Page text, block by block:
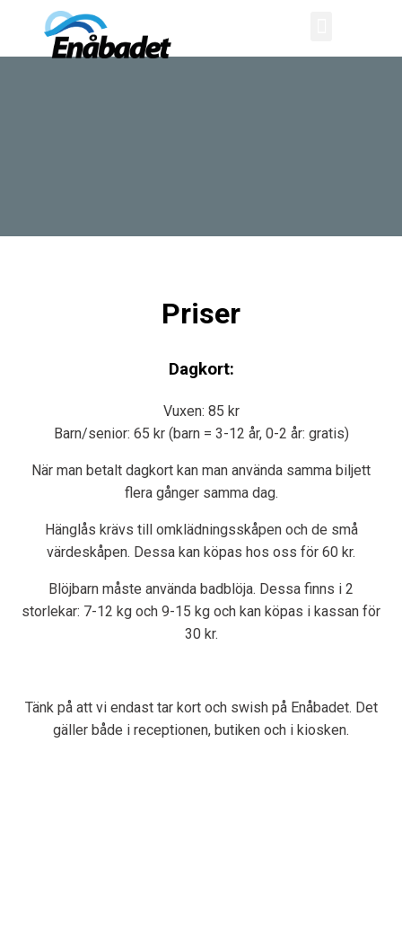
Priser
Dagkort:
Vuxen: 85 kr
Barn/senior: 65 kr (barn = 3-12 år, 0-2 år: gratis)
När man betalt dagkort kan man använda samma biljett
flera gånger samma dag.
Hänglås krävs till omklädningsskåpen och de små
värdeskåpen. Dessa kan köpas hos oss för 60 kr.
Blöjbarn måste använda badblöja. Dessa finns i 2
storlekar: 7-12 kg och 9-15 kg och kan köpas i kassan för
30 kr.
Tänk på att vi endast tar kort och swish på Enåbadet. Det
gäller både i receptionen, butiken och i kiosken.